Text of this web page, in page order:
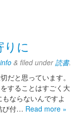
に
& filed under読書.
だと思っています。
することはすごく大
ならないんですよ
び付… Read more »